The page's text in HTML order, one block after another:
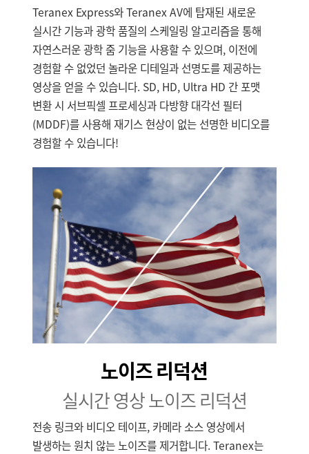
Teranex Express와 Teranex AV에 탑재된 새로운
실시간 기능과 광학 품질의 스케일링 알고리즘을 통해
자연스러운 광학 줌 기능을 사용할 수 있으며, 이전에
경험할 수 없었던 놀라운 디테일과 선명도를 제공하는
영상을 얻을 수 있습니다. SD, HD, Ultra HD 간 포맷
변환 시 서브픽셀 프로세싱과 다방향 대각선 필터
(MDDF)를 사용해 재기스 현상이 없는 선명한 비디오를
경험할 수 있습니다!
노이즈 리덕션
실시간 영상 노이즈 리덕션
전송 링크와 비디오 테이프, 카메라 소스 영상에서
발생하는 원치 않는 노이즈를 제거합니다. Teranex는